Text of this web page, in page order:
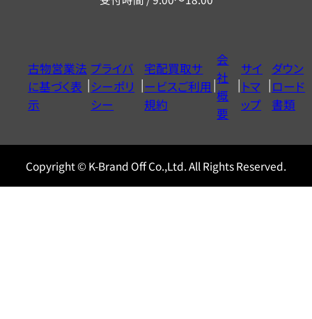
ー
ヤ
ル
0120604117
古物営業法
に基づく表
示
プライバ
シーポリ
シー
宅配買取サ
ービスご利用
規約
会
社
概
要
サイ
トマ
ップ
ダウン
ロード
書類
Copyright © K-Brand Off Co.,Ltd. All Rights Reserved.